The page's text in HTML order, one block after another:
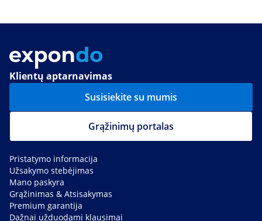
Klientų aptarnavimas
Susisiekite su mumis
Grąžinimų portalas
Pristatymo informacija
Užsakymo stebėjimas
Mano paskyra
Grąžinimas & Atsisakymas
Premium garantija
Dažnai užduodami klausimai